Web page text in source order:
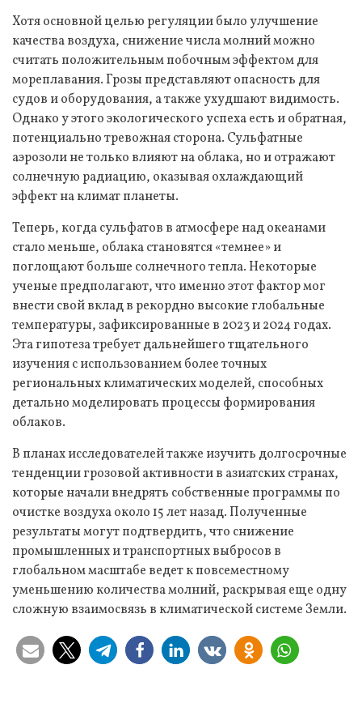
Хотя основной целью регуляции было улучшение
качества воздуха, снижение числа молний можно
считать положительным побочным эффектом для
мореплавания. Грозы представляют опасность для
судов и оборудования, а также ухудшают видимость.
Однако у этого экологического успеха есть и обратная,
потенциально тревожная сторона. Сульфатные
аэрозоли не только влияют на облака, но и отражают
солнечную радиацию, оказывая охлаждающий
эффект на климат планеты.
Теперь, когда сульфатов в атмосфере над океанами
стало меньше, облака становятся «темнее» и
поглощают больше солнечного тепла. Некоторые
ученые предполагают, что именно этот фактор мог
внести свой вклад в рекордно высокие глобальные
температуры, зафиксированные в 2023 и 2024 годах.
Эта гипотеза требует дальнейшего тщательного
изучения с использованием более точных
региональных климатических моделей, способных
детально моделировать процессы формирования
облаков.
В планах исследователей также изучить долгосрочные
тенденции грозовой активности в азиатских странах,
которые начали внедрять собственные программы по
очистке воздуха около 15 лет назад. Полученные
результаты могут подтвердить, что снижение
промышленных и транспортных выбросов в
глобальном масштабе ведет к повсеместному
уменьшению количества молний, раскрывая еще одну
сложную взаимосвязь в климатической системе Земли.